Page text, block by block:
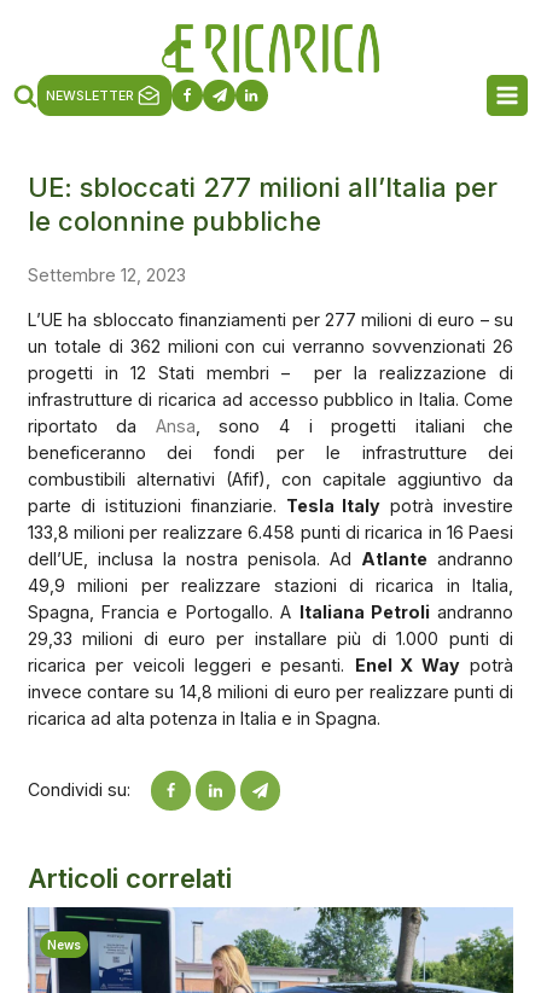
NEWSLETTER
UE: sbloccati 277 milioni all’Italia per
le colonnine pubbliche
Settembre 12, 2023
L’UE ha sbloccato finanziamenti per 277 milioni di euro – su
un totale di 362 milioni con cui verranno sovvenzionati 26
progetti in 12 Stati membri –
per la realizzazione di
infrastrutture di ricarica ad accesso pubblico in Italia. Come
riportato da Ansa , sono 4 i progetti italiani che
beneficeranno dei fondi per le infrastrutture dei
combustibili alternativi (Afif), con capitale aggiuntivo da
parte di istituzioni finanziarie. Tesla Italy potrà investire
133,8 milioni per realizzare 6.458 punti di ricarica in 16 Paesi
dell’UE, inclusa la nostra penisola. Ad Atlante andranno
49,9 milioni per realizzare stazioni di ricarica in Italia,
Spagna, Francia e Portogallo. A Italiana Petroli andranno
29,33 milioni di euro per installare più di 1.000 punti di
ricarica per veicoli leggeri e pesanti. Enel X Way potrà
invece contare su 14,8 milioni di euro per realizzare punti di
ricarica ad alta potenza in Italia e in Spagna.
Condividi su:
Articoli correlati
News